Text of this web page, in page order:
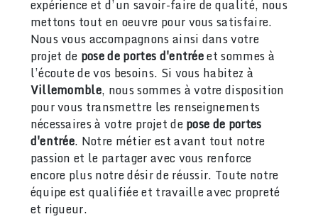
expérience et d’un savoir-faire de qualité, nous
mettons tout en oeuvre pour vous satisfaire.
Nous vous accompagnons ainsi dans votre
projet de pose de portes d'entréeet sommes à
l’écoute de vos besoins. Si vous habitez à
Villemomble, nous sommes à votre disposition
pour vous transmettre les renseignements
nécessaires à votre projet depose de portes
d'entrée. Notre métier est avant tout notre
passion et le partager avec vous renforce
encore plus notre désir de réussir. Toute notre
équipe est qualifiée et travaille avec propreté
et rigueur.